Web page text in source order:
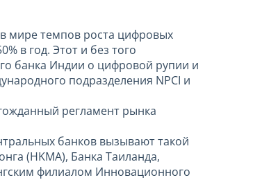
мире темпов роста цифровых
в год. Этот и без того
банка Индии о цифровой рупии и
подразделения NPCI и
регламент рынка
банков вызывают такой
(HKMA), Банка Таиланда,
филиалом Инновационного